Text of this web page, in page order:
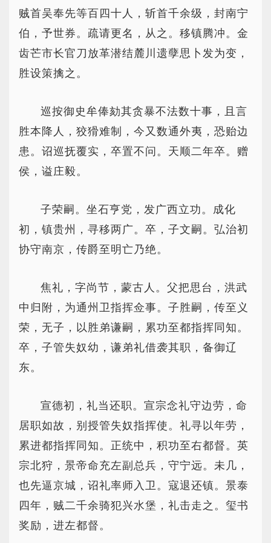
贼首吴奉先等百四十人，斩首千余级，封南宁
伯，予世券。疏请更名，从之。移镇腾冲。金
齿芒市长官刀放革潜结麓川遗孽思卜发为变，
胜设策擒之。
巡按御史牟俸劾其贪暴不法数十事，且言
胜本降人，狡猾难制，今又数通外夷，恐贻边
患。诏巡抚覆实，卒置不问。天顺二年卒。赠
侯，谥庄毅。
子荣嗣。坐石亨党，发广西立功。成化
初，镇贵州，寻移两广。卒，子文嗣。弘治初
协守南京，传爵至明亡乃绝。
焦礼，字尚节，蒙古人。父把思台，洪武
中归附，为通州卫指挥佥事。子胜嗣，传至义
荣，无子，以胜弟谦嗣，累功至都指挥同知。
卒，子管失奴幼，谦弟礼借袭其职，备御辽
东。
宣德初，礼当还职。宣宗念礼守边劳，命
居职如故，别授管失奴指挥使。礼寻以年劳，
累进都指挥同知。正统中，积功至右都督。英
宗北狩，景帝命充左副总兵，守宁远。未几，
也先逼京城，诏礼率师入卫。寇退还镇。景泰
四年，贼二千余骑犯兴水堡，礼击走之。玺书
奖励，进左都督。